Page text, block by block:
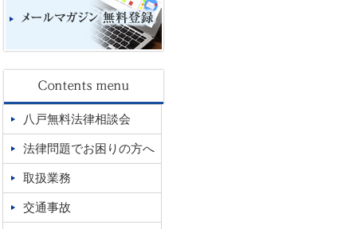
八戸無料法律相談会
法律問題でお困りの方へ
取扱業務
交通事故